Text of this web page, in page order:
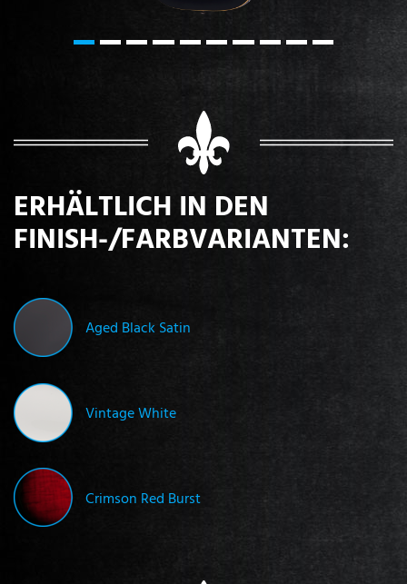
ERHÄLTLICH IN DEN
FINISH-/FARBVARIANTEN:
Aged Black Satin
Vintage White
Crimson Red Burst